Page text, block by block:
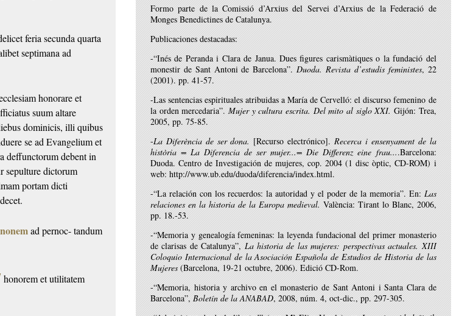
feria secundaquarta
septimana ad
honorare et
suum altare
dominicis, illi quibus
se ad Evangeliumet
deffunctorum debent in
sepulture dictorum
portam dicti
ad pernoc-tandum
honorem et utilitatem
Formo parte de la Comissió d’Arxius del Servei d’Arxius de la Federació de
Monges Benedictines de Catalunya.
Publicaciones destacadas:
-“Inés de Peranda i Clara de Janua. Dues figures carismàtiques o la fundació del
monestir de Sant Antoni de Barcelona”.Duoda. Revista d’estudis feministes, 22
(2001). pp. 41-57.
-Las sentencias espirituales atribuidas a María de Cervelló: el discurso femenino de
la orden mercedaria”.Mujer y cultura escrita. Del mito al siglo XXI.Gijón: Trea,
2005, pp. 75-85.
-La Diferència de ser dona.[Recurso electrónico].Recerca i ensenyament de la
història = La Diferencia de ser mujer...= Die Differenz eine frau....Barcelona:
Duoda. Centro de Investigación de mujeres, cop. 2004 (1 disc òptic, CD-ROM) i
web: http://www.ub.edu/duoda/diferencia/index.html.
-“La relación con los recuerdos: la autoridad y el poder de la memoria”. En:Las
relaciones en la historia de la Europa medieval.València: Tirant lo Blanc, 2006,
pp. 18.-53.
-“Memoria y genealogía femeninas: la leyenda fundacional del primer monasterio
de clarisas de Catalunya”,La historia de las mujeres: perspectivas actuales. XIII
Coloquio Internacional de la Asociación Española de Estudios de Historia de las
Mujeres(Barcelona, 19-21 octubre, 2006). Edició CD-Rom.
-“Memoria, historia y archivo en el monasterio de Sant Antoni i Santa Clara de
Barcelona”,Boletín de la ANABAD, 2008, núm. 4, oct-dic., pp. 297-305.